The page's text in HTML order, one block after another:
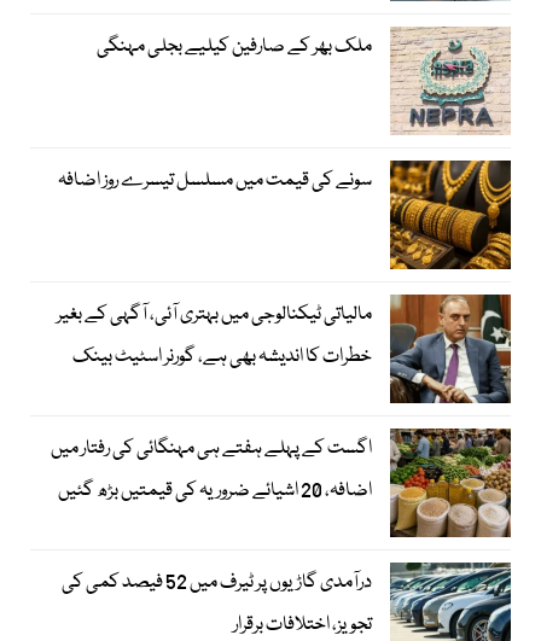
ملک بھر کے صارفین کیلیے بجلی مہنگی
سونے کی قیمت میں مسلسل تیسرے روز اضافہ
مالیاتی ٹیکنالوجی میں بہتری آئی، آگہی کے بغیر
خطرات کا اندیشہ بھی ہے، گورنر اسٹیٹ بینک
اگست کے پہلے ہفتے ہی مہنگائی کی رفتار میں
اضافہ، 20 اشیائے ضروریہ کی قیمتیں بڑھ گئیں
درآمدی گاڑیوں پر ٹیرف میں 52 فیصد کمی کی
تجویز، اختلافات برقرار